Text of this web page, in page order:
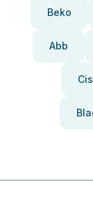
Beko
Abb